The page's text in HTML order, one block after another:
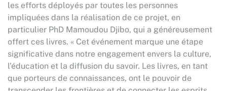
les efforts déployés par toutes les personnes
impliquées dans la réalisation de ce projet, en
particulier PhD Mamoudou Djibo, qui a généreusement
offert ces livres. « Cet événement marque une étape
significative dans notre engagement envers la culture,
l’éducation et la diffusion du savoir. Les livres, en tant
que porteurs de connaissances, ont le pouvoir de